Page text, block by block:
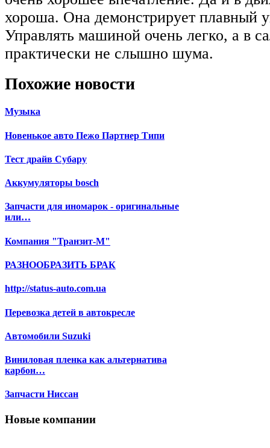
хороша. Она демонстрирует плавный
Управлять машиной очень легко, а в
практически не слышно шума.
Похожие новости
Музыка
Новенькое авто Пежо Партнер Типи
Тест драйв Субару
Аккумуляторы bosch
Запчасти для иномарок - оригинальные
или…
Компания "Транзит-М"
РАЗНООБРАЗИТЬ БРАК
http://status-auto.com.ua
Перевозка детей в автокресле
Автомобили Suzuki
Виниловая пленка как альтернатива
карбон…
Запчасти Ниссан
Новые компании